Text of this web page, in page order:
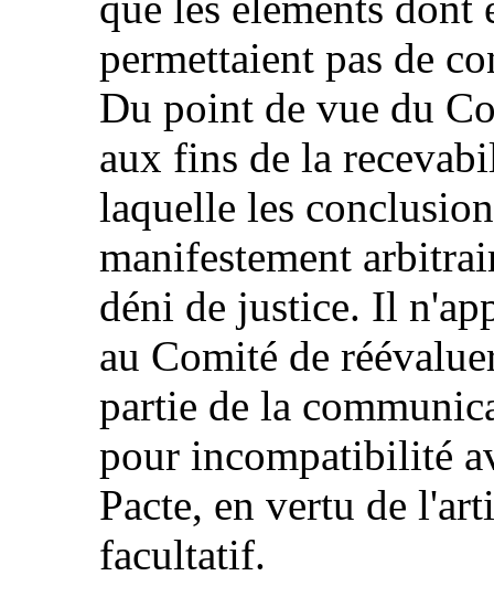
permettaient pas de
Du point de vue du
aux fins de la
laquelle les
manifestement
déni de justice. Il
au Comité de
partie de la
pour incompatibilité
Pacte, en vertu de
facultatif.